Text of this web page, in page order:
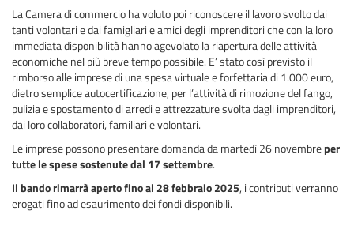
La Camera di commercio ha voluto poi riconoscere il lavoro svolto dai
tanti volontari e dai famigliari e amici degli imprenditori che con la loro
immediata disponibilità hanno agevolato la riapertura delle attività
economiche nel più breve tempo possibile. E’ stato così previsto il
rimborso alle imprese di una spesa virtuale e forfettaria di 1.000 euro,
dietro semplice autocertificazione, per l’attività di rimozione del fango,
pulizia e spostamento di arredi e attrezzature svolta dagli imprenditori,
dai loro collaboratori, familiari e volontari.
Le imprese possono presentare domanda da martedì 26 novembreper
tutte le spese sostenute dal 17 settembre.
Il bando rimarrà aperto fino al 28 febbraio 2025, i contributi verranno
erogati fino ad esaurimento dei fondi disponibili.